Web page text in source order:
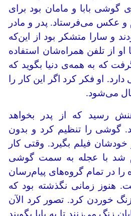
گوشی بابا و مامان بود برای
و عکس می‌فرستاد. پدر و مادر
و سارا متشکر بود از این‌که
او از تلفن همراه‌شان استفاده
که به همه‌ی دنیا بگوید که
دارد. او فکر کرد اگر این کار را
می‌شود.
رسید که از پدر بخواهد
گوشی را تنظیم کرد و بدون
فیلم بگیرد. وقتی کار
شد با عجله به سمت گوشی
در تمام گروه‌های پیام‌رسان
هنوز زمانی نگذشته بود که
خوردن کرد. تصور کرد الآن
زنگ می‌زنند تا به بابا بگویند